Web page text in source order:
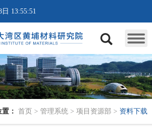
13:55:51
： 首页 >管理系统 >项目资源部 > 资料下载